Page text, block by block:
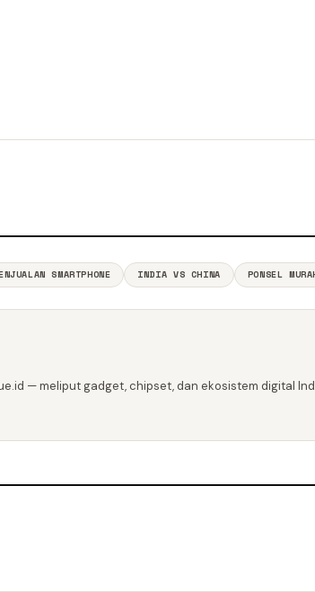
SMARTPHONE INDIA VS CHINA PONSEL
— meliput gadget, chipset, dan ekosistem digital